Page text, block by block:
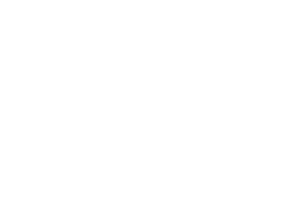
finansowymi – szacuje się,
to, że
swoich serwisów z WCAG 2.2
jedynie najmniejszych